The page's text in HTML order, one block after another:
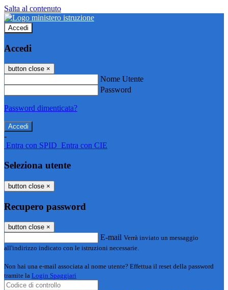
Salta al contenuto
Accedi
Accedi
button close ×
Nome Utente
Password
Password dimenticata?
-
Entra con SPID Entra con CIE
Seleziona utente
button close ×
Recupero password
button close ×
E-mail Verrà inviato un messaggio
all'indirizzo indicato con le istruzioni necessarie.
Non hai una e-mail associata al nome utente? Effettua il reset della password
tramite la Login Spaggiari